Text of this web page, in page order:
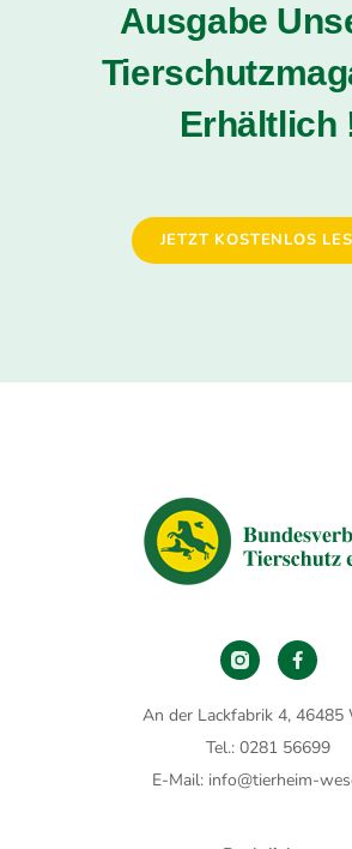
Ausgabe
Erhältlich
JETZT KOSTENLOS
An der Lackfabrik 4, 46485
Tel.: 0281 56699
E-Mail: info@tierheim-